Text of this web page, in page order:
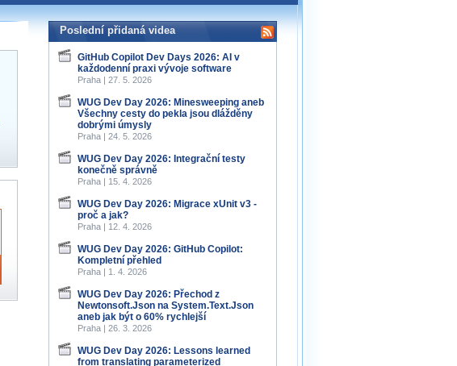
Poslední přidaná videa
GitHub Copilot Dev Days 2026: AI v
každodenní praxi vývoje software
Praha | 27. 5. 2026
WUG Dev Day 2026: Minesweeping aneb
Všechny cesty do pekla jsou dlážděny
dobrými úmysly
Praha | 24. 5. 2026
WUG Dev Day 2026: Integrační testy
konečně správně
Praha | 15. 4. 2026
WUG Dev Day 2026: Migrace xUnit v3 -
proč a jak?
Praha | 12. 4. 2026
WUG Dev Day 2026: GitHub Copilot:
Kompletní přehled
Praha | 1. 4. 2026
WUG Dev Day 2026: Přechod z
Newtonsoft.Json na System.Text.Json
aneb jak být o 60% rychlejší
Praha | 26. 3. 2026
WUG Dev Day 2026: Lessons learned
from translating parameterized